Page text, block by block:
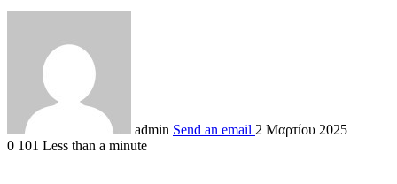
admin Send an email 2 Μαρτίου 2025
0 101 Less than a minute